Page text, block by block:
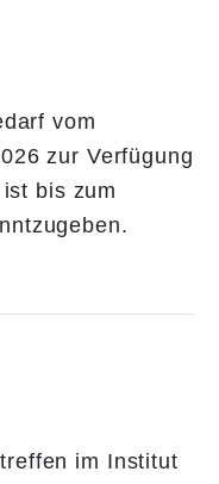
vom
zur Verfügung
bis zum
im Institut